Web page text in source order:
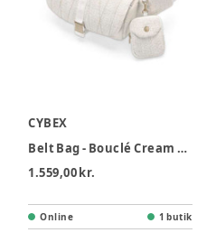
CYBEX
Belt Bag - Bouclé Cream White
1.559,00 kr.
Online 1 butik